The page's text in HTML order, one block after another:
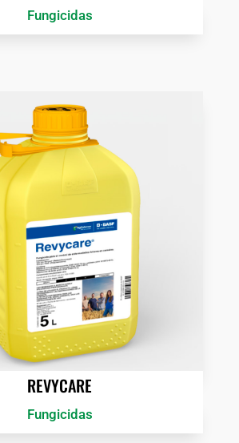
Fungicidas
REVYCARE
Fungicidas